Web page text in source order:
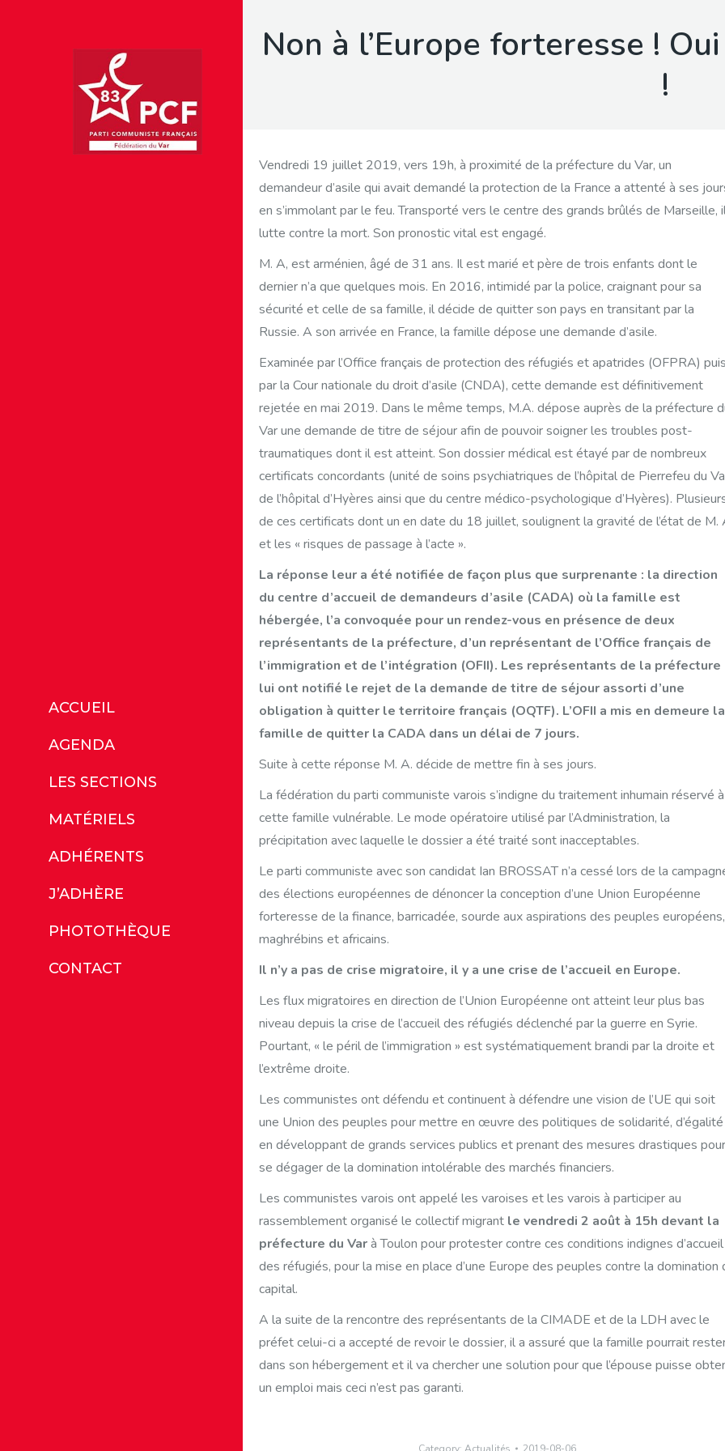
ACCUEIL
AGENDA
LES SECTIONS
MATÉRIELS
ADHÉRENTS
J’ADHÈRE
PHOTOTHÈQUE
CONTACT
Non à l’Europe forteresse !
!
Vendredi 19 juillet 2019, vers 19h, à proximité de la préfecture du Var, un
demandeur d’asile qui avait demandé la protection de la France a attenté à ses
en s’immolant par le feu. Transporté vers le centre des grands brûlés de Marseille,
lutte contre la mort. Son pronostic vital est engagé.
M. A, est arménien, âgé de 31 ans. Il est marié et père de trois enfants dont le
dernier n’a que quelques mois. En 2016, intimidé par la police, craignant pour sa
sécurité et celle de sa famille, il décide de quitter son pays en transitant par la
Russie. A son arrivée en France, la famille dépose une demande d’asile.
Examinée par l’Office français de protection des réfugiés et apatrides (OFPRA) puis
par la Cour nationale du droit d’asile (CNDA), cette demande est définitivement
rejetée en mai 2019. Dans le même temps, M.A. dépose auprès de la préfecture
Var une demande de titre de séjour afin de pouvoir soigner les troubles post-
traumatiques dont il est atteint. Son dossier médical est étayé par de nombreux
certificats concordants (unité de soins psychiatriques de l’hôpital de Pierrefeu du
de l’hôpital d’Hyères ainsi que du centre médico-psychologique d’Hyères).
de ces certificats dont un en date du 18 juillet, soulignent la gravité de l’état de M.
et les « risques de passage à l’acte ».
La réponse leur a été notifiée de façon plus que surprenante : la direction
du centre d’accueil de demandeurs d’asile (CADA) où la famille est
hébergée, l’a convoquée pour un rendez-vous en présence de deux
représentants de la préfecture, d’un représentant de l’Office français de
l’immigration et de l’intégration (OFII). Les représentants de la préfecture
lui ont notifié le rejet de la demande de titre de séjour assorti d’une
obligation à quitter le territoire français (OQTF). L’OFII a mis en demeure la
famille de quitter la CADA dans un délai de 7 jours.
Suite à cette réponse M. A. décide de mettre fin à ses jours.
La fédération du parti communiste varois s’indigne du traitement inhumain réservé à
cette famille vulnérable. Le mode opératoire utilisé par l’Administration, la
précipitation avec laquelle le dossier a été traité sont inacceptables.
Le parti communiste avec son candidat Ian BROSSAT n’a cessé lors de la
des élections européennes de dénoncer la conception d’une Union Européenne
forteresse de la finance, barricadée, sourde aux aspirations des peuples européens,
maghrébins et africains.
Il n’y a pas de crise migratoire, il y a une crise de l’accueil en Europe.
Les flux migratoires en direction de l’Union Européenne ont atteint leur plus bas
niveau depuis la crise de l’accueil des réfugiés déclenché par la guerre en Syrie.
Pourtant, « le péril de l’immigration » est systématiquement brandi par la droite et
l’extrême droite.
Les communistes ont défendu et continuent à défendre une vision de l’UE qui soit
une Union des peuples pour mettre en œuvre des politiques de solidarité, d’égalité
en développant de grands services publics et prenant des mesures drastiques pour
se dégager de la domination intolérable des marchés financiers.
Les communistes varois ont appelé les varoises et les varois à participer au
rassemblement organisé le collectif migrant le vendredi 2 août à 15h devant la
préfecture du Varà Toulon pour protester contre ces conditions indignes d’accueil
des réfugiés, pour la mise en place d’une Europe des peuples contre la domination
capital.
A la suite de la rencontre des représentants de la CIMADE et de la LDH avec le
préfet celui-ci a accepté de revoir le dossier, il a assuré que la famille pourrait
dans son hébergement et il va chercher une solution pour que l’épouse puisse
un emploi mais ceci n’est pas garanti.